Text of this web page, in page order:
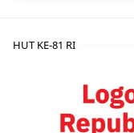
HUT KE-81 RI